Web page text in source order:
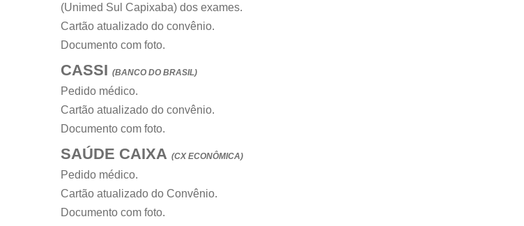
(Unimed Sul Capixaba) dos exames.
Cartão atualizado do convênio.
Documento com foto.
CASSI (BANCO DO BRASIL)
Pedido médico.
Cartão atualizado do convênio.
Documento com foto.
SAÚDE CAIXA (CX ECONÔMICA)
Pedido médico.
Cartão atualizado do Convênio.
Documento com foto.